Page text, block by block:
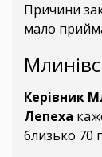
Причини
мало
Керівник
Лепеха
близько 70